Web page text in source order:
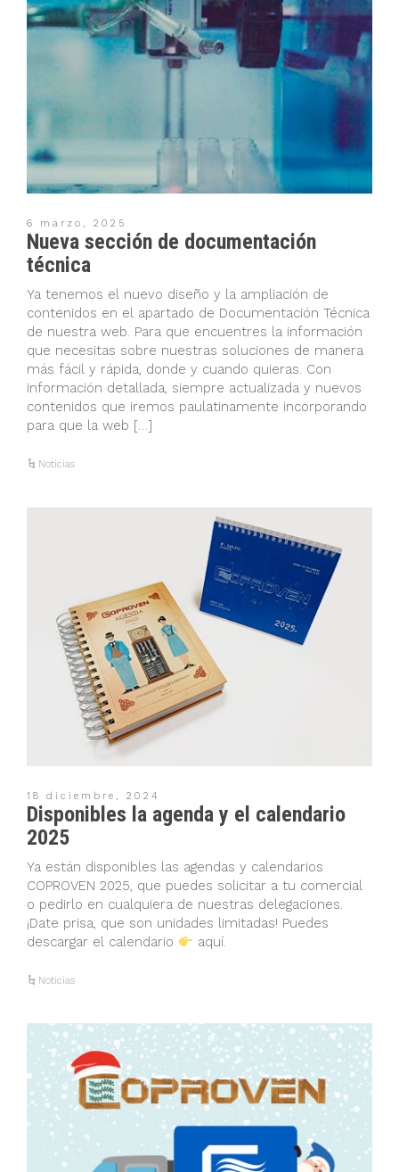
6 marzo, 2025
Nueva sección de documentación
técnica
Ya tenemos el nuevo diseño y la ampliación de
contenidos en el apartado de Documentación Técnica
de nuestra web. Para que encuentres la información
que necesitas sobre nuestras soluciones de manera
más fácil y rápida, donde y cuando quieras. Con
información detallada, siempre actualizada y nuevos
contenidos que iremos paulatinamente incorporando
para que la web […]
Noticias
18 diciembre, 2024
Disponibles la agenda y el calendario
2025
Ya están disponibles las agendas y calendarios
COPROVEN 2025, que puedes solicitar a tu comercial
o pedirlo en cualquiera de nuestras delegaciones.
¡Date prisa, que son unidades limitadas! Puedes
descargar el calendario
aquí.
Noticias